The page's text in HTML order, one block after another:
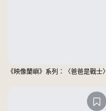
《映像蘭嶼》系列：〈爸爸是戰士〉